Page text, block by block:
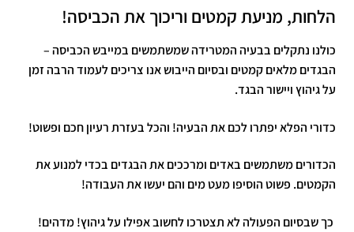
הלחות, מניעת קמטים וריכוך את הכביסה!
כולנו נתקלים בבעיה המטרידה שמשתמשים במייבש הכביסה –
הבגדים מלאים קמטים ובסיום הייבוש אנו צריכים לעמוד הרבה זמן
על גיהוץ ויישור הבגד.
כדורי הפלא יפתרו לכם את הבעיה! והכל בעזרת רעיון חכם ופשוט!
הכדורים משתמשים באדים ומרככים את הבגדים בכדי למנוע את
הקמטים. פשוט הוסיפו מעט מים והם יעשו את העבודה!
כך שבסיום הפעולה לא תצטרכו לחשוב אפילו על גיהוץ! מדהים!